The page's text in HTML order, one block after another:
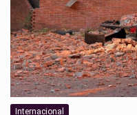
Internacional